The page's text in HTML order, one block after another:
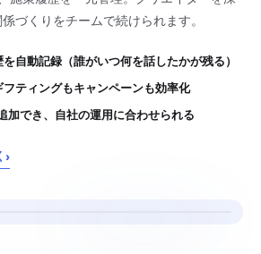
づくりをチームで続けられます。
自動記録（誰がいつ何を話したかが残る）
ティングもキャンペーンも効率化
加でき、自社の運用に合わせられる
›